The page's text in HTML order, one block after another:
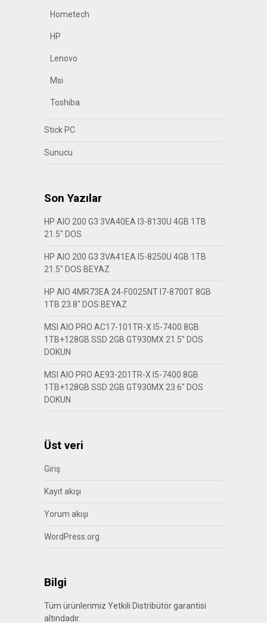
Hometech
HP
Lenovo
Msi
Toshiba
Stick PC
Sunucu
Son Yazılar
HP AIO 200 G3 3VA40EA I3-8130U 4GB 1TB
21.5″ DOS
HP AIO 200 G3 3VA41EA I5-8250U 4GB 1TB
21.5″ DOS BEYAZ
HP AIO 4MR73EA 24-F0025NT I7-8700T 8GB
1TB 23.8″ DOS BEYAZ
MSI AIO PRO AC17-101TR-X I5-7400 8GB
1TB+128GB SSD 2GB GT930MX 21.5″ DOS
DOKUN
MSI AIO PRO AE93-201TR-X I5-7400 8GB
1TB+128GB SSD 2GB GT930MX 23.6″ DOS
DOKUN
Üst veri
Giriş
Kayıt akışı
Yorum akışı
WordPress.org
Bilgi
Tüm ürünlerimiz Yetkili Distribütör garantisi
altındadır.